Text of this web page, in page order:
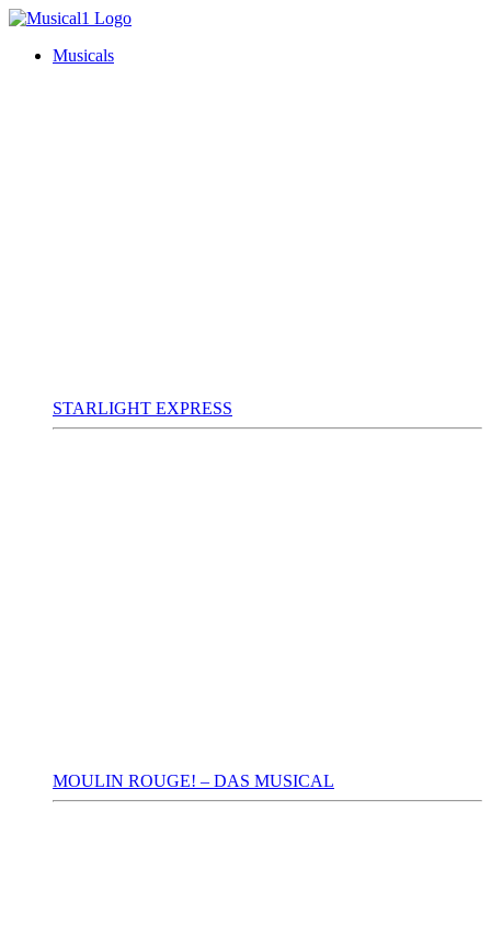
Musicals
STARLIGHT EXPRESS
MOULIN ROUGE! – DAS MUSICAL